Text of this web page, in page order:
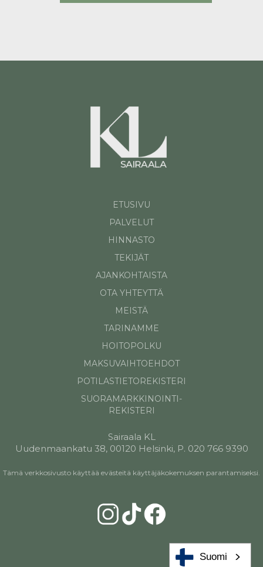
ETUSIVU
PALVELUT
HINNASTO
TEKIJÄT
AJANKOHTAISTA
OTA YHTEYTTÄ
MEISTÄ
TARINAMME
HOITOPOLKU
MAKSUVAIHTOEHDOT
POTILASTIETOREKISTERI
SUORAMARKKINOINTI-
REKISTERI
Sairaala KL
Uudenmaankatu 38, 00120 Helsinki, P. 020 766 9390
Tämä verkkosivusto käyttää evästeitä käyttäjäkokemuksen parantamiseksi.
Suomi